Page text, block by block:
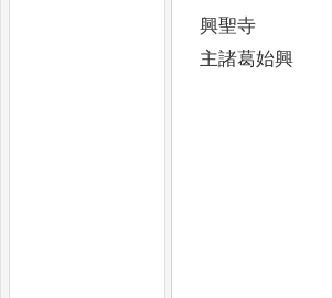
興聖寺
主諸葛始興